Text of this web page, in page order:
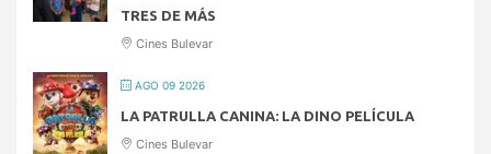
TRES DE MÁS
Cines Bulevar
AGO 09 2026
LA PATRULLA CANINA: LA DINO PELÍCULA
Cines Bulevar